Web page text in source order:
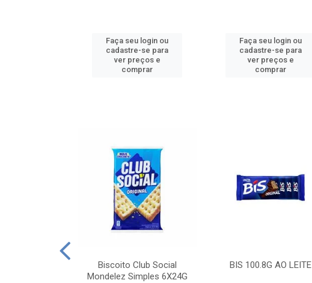
Faça seu login ou
cadastre-se para
ver preços e
comprar
Faça seu login ou
cadastre-se para
ver preços e
comprar
Biscoito Club Social
Mondelez Simples 6X24G
BIS 100.8G AO LEITE